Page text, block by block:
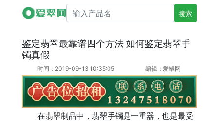
搜索产品名
鉴定翡翠最靠谱四个方法 如何鉴定翡翠手
镯真假
时间：2019-09-13 10:35:05 编辑：爱翠网
在翡翠制品中，翡翠手镯是一重器，也是最受